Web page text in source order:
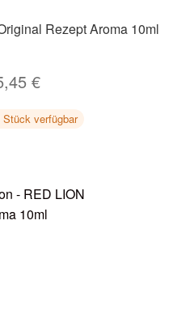
Rezept Aroma 10ml
€
Stück verfügbar